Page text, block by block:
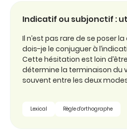
Indicatif ou subjonctif :
Il n’est pas rare de se poser
dois-je le conjuguer à
Cette hésitation est loin
détermine la terminaison du
souvent entre les deux
Lexical Règle d'orthographe